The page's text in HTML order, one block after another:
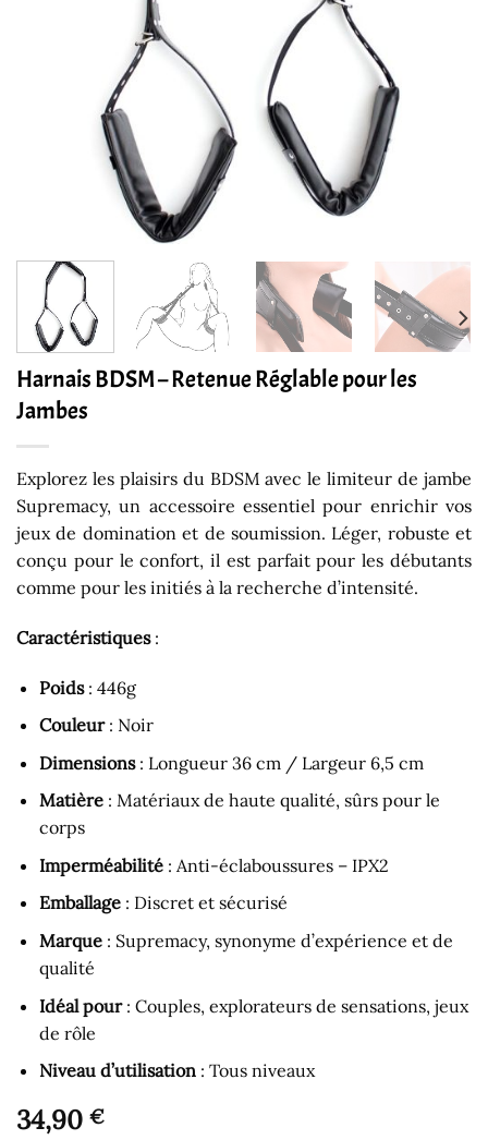
Harnais BDSM – Retenue Réglable pour les
Jambes
Explorez les plaisirs du BDSM avec le limiteur de jambe
Supremacy, un accessoire essentiel pour enrichir vos
jeux de domination et de soumission. Léger, robuste et
conçu pour le confort, il est parfait pour les débutants
comme pour les initiés à la recherche d’intensité.
Caractéristiques:
Poids: 446g
Couleur: Noir
Dimensions: Longueur 36 cm / Largeur 6,5 cm
Matière: Matériaux de haute qualité, sûrs pour le
corps
Imperméabilité: Anti-éclaboussures – IPX2
Emballage: Discret et sécurisé
Marque: Supremacy, synonyme d’expérience et de
qualité
Idéal pour: Couples, explorateurs de sensations, jeux
de rôle
Niveau d’utilisation: Tous niveaux
34,90 €